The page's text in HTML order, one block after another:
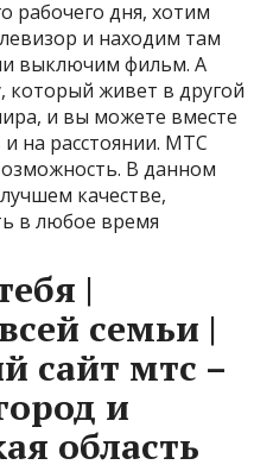
рабочего дня, хотим
и находим там
выключим фильм. А
который живет в другой
и вы можете вместе
на расстоянии. МТС
В данном
качестве,
в любое время
|
семьи |
сайт мтс –
и
область